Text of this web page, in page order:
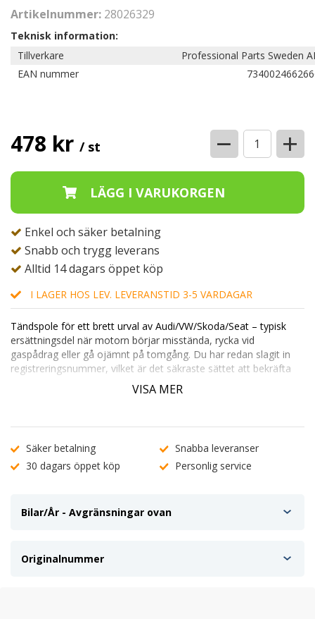
Artikelnummer: 28026329
Teknisk information:
Tillverkare
Professional Parts Sweden
EAN nummer
478 kr / st − +
Enkel och säker betalning
Snabb och trygg leverans
Alltid 14 dagars öppet köp
I LAGER HOS LEV. LEVERANSTID 3-5 VARDAGAR
Tändspole för ett brett urval av Audi/VW/Skoda/Seat – typisk
ersättningsdel när motorn börjar misstända, rycka vid
gaspådrag eller gå ojämnt på tomgång. Du har redan slagit in
registreringsnummer, vilket är det säkraste sättet att bekräfta
att rätt spole hamnar på rätt motor.
En svag eller defekt tändspole kan ge allt från sporadiska
misständningar till tydlig kraftförlust. På turbomotorer som 1.8T
märks det ofta extra tydligt under belastning. Byte är ett vanligt
och relativt snabbt sätt att få tillbaka jämn gång och stabil
Teknisk information
VISA MER
Säker betalning
Snabba leveranser
30 dagars öppet köp
Personlig service
Bilar/År - Avgränsningar ovan
Originalnummer